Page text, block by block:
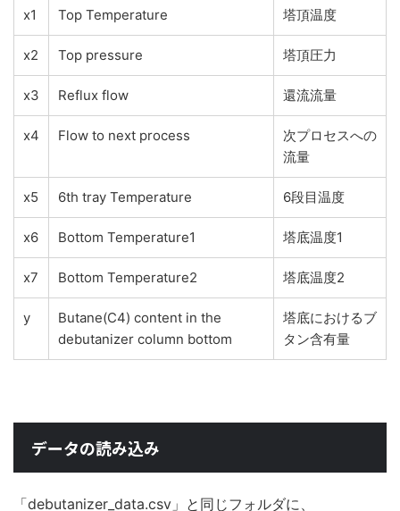
x1 Top Temperature 塔頂温度
x2 Top pressure 塔頂圧力
x3 Reflux flow 還流流量
x4 Flow to next process
次プロセスへの
流量
x5 6th tray Temperature 6段目温度
x6 Bottom Temperature1 塔底温度1
x7 Bottom Temperature2 塔底温度2
y
Butane(C4) content in the
debutanizer column bottom
塔底におけるブ
タン含有量
データの読み込み
「debutanizer_data.csv」と同じフォルダに、